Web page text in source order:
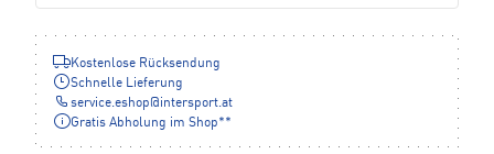
Kostenlose Rücksendung
Schnelle Lieferung
service.eshop@intersport.at
Gratis Abholung im Shop**